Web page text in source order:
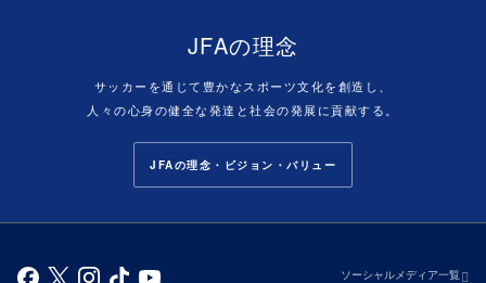
JFAの理念
サッカーを通じて豊かなスポーツ文化を創造し、
人々の心身の健全な発達と社会の発展に貢献する。
JFAの理念・ビジョン・バリュー
ソーシャルメディア一覧